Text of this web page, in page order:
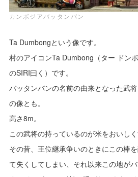
カンボジアバッタンバン
Ta Dumbongという像です。
村のアイコンTa Dumbong（ター ドン
のSIRI曰く）です。
バッタンバンの名前の由来となった武
の像とも。
高さ8m。
この武将の持っているのが米をおいし
その昔、王位継承争いのときにこの棒
て失くしてしまい、それ以来この地が